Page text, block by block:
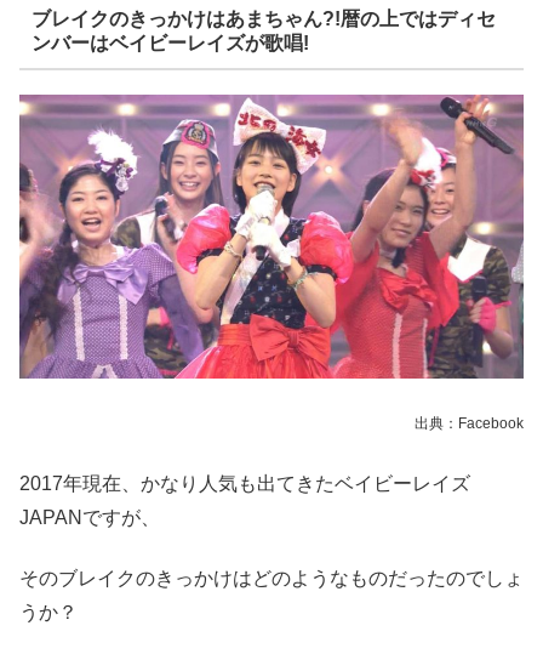
ブレイクのきっかけはあまちゃん?!暦の上ではディセ
ンバーはベイビーレイズが歌唱!
出典：Facebook
2017年現在、かなり人気も出てきたベイビーレイズ
JAPANですが、
そのブレイクのきっかけはどのようなものだったのでしょ
うか？